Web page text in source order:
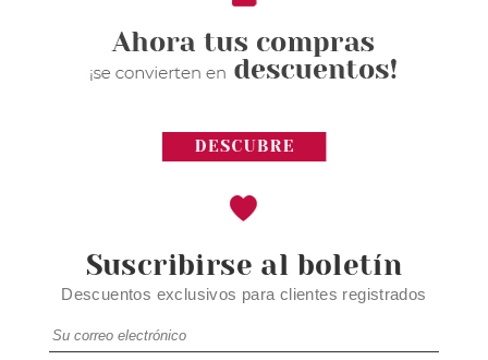
Suscribirse al boletín
Descuentos exclusivos para clientes registrados